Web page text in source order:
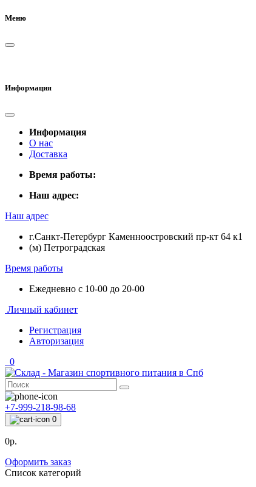
Меню
Информация
Информация
О нас
Доставка
Время работы:
Наш адрес:
Наш адрес
г.Санкт-Петербург Каменноостровский пр-кт 64 к1
(м) Петроградская
Время работы
Ежедневно с 10-00 до 20-00
Личный кабинет
Регистрация
Авторизация
0
+7-999-218-98-68
0
0р.
Оформить заказ
Список категорий